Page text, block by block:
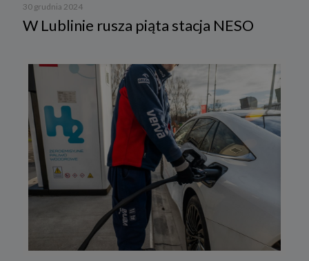
30 grudnia 2024
W Lublinie rusza piąta stacja NESO